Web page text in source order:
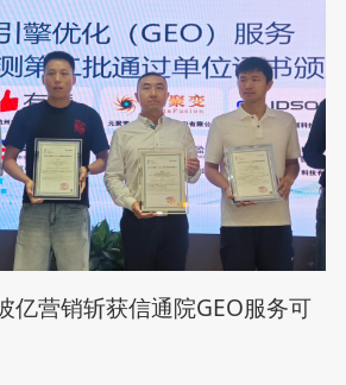
亿营销斩获信通院GEO服务可